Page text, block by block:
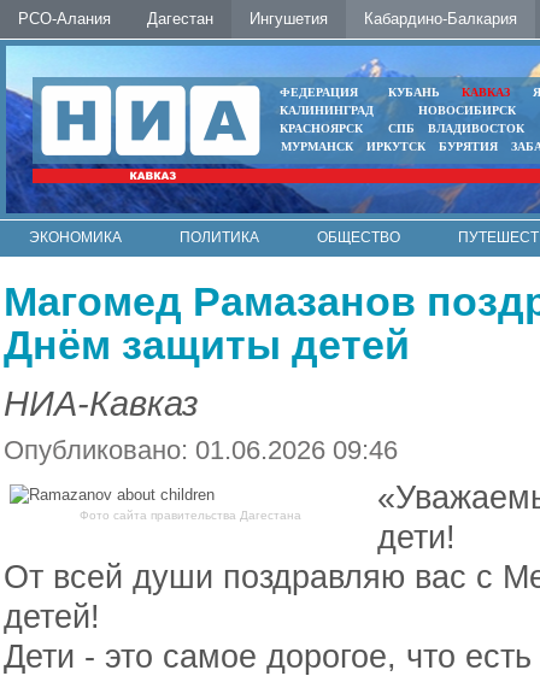
РСО-Алания Дагестан Ингушетия Кабардино-Балкария
ФЕДЕРАЦИЯ КУБАНЬ КАВКАЗ
КАЛИНИНГРАД
НОВОСИБИРСК
КРАСНОЯРСК
СПБ
ВЛАДИВОСТОК
МУРМАНСК
ИРКУТСК БУРЯТИЯ
ЭКОНОМИКА ПОЛИТИКА ОБЩЕСТВО
Магомед Рамазанов
Днём защиты детей
НИА-Кавказ
Опубликовано: 01.06.2026 09:46
Фото сайта правительства Дагестана
дети!
От всей души поздравляю вас с
детей!
Дети - это самое дорогое, что